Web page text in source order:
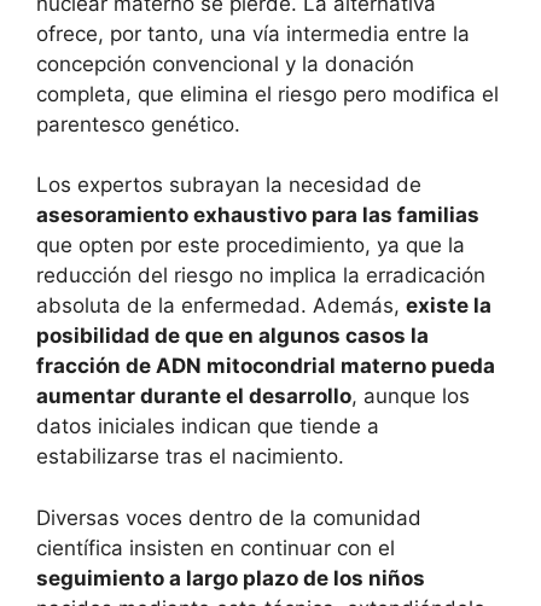
ofrece, por tanto, una vía intermedia entre la
concepción convencional y la donación
completa, que elimina el riesgo pero modifica el
parentesco genético.
Los expertos subrayan la necesidad de
asesoramiento exhaustivo para las familias
que opten por este procedimiento, ya que la
reducción del riesgo no implica la erradicación
absoluta de la enfermedad. Además, existe la
posibilidad de que en algunos casos la
fracción de ADN mitocondrial materno pueda
aumentar durante el desarrollo, aunque los
datos iniciales indican que tiende a
estabilizarse tras el nacimiento.
Diversas voces dentro de la comunidad
científica insisten en continuar con el
seguimiento a largo plazo de los niños